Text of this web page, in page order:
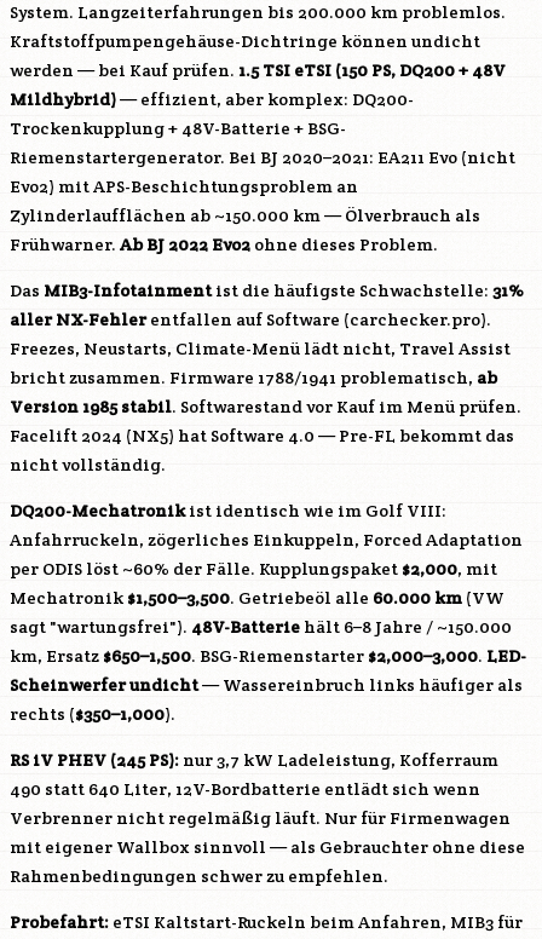
System. Langzeiterfahrungen bis 200.000 km problemlos.
Kraftstoffpumpengehäuse-Dichtringe können undicht
werden — bei Kauf prüfen. 1.5 TSI eTSI (150 PS, DQ200 + 48V
Mildhybrid)— effizient, aber komplex: DQ200-
Trockenkupplung + 48V-Batterie + BSG-
Riemenstartergenerator. Bei BJ 2020–2021: EA211 Evo (nicht
Evo2) mit APS-Beschichtungsproblem an
Zylinderlaufflächen ab ~150.000 km — Ölverbrauch als
Frühwarner. Ab BJ 2022 Evo2 ohne dieses Problem.
Das MIB3-Infotainmentist die häufigste Schwachstelle: 31%
aller NX-Fehlerentfallen auf Software (carchecker.pro).
Freezes, Neustarts, Climate-Menü lädt nicht, Travel Assist
bricht zusammen. Firmware 1788/1941 problematisch, ab
Version 1985 stabil. Softwarestand vor Kauf im Menü prüfen.
Facelift 2024 (NX5) hat Software 4.0 — Pre-FL bekommt das
nicht vollständig.
DQ200-Mechatronikist identisch wie im Golf VIII:
Anfahrruckeln, zögerliches Einkuppeln, Forced Adaptation
per ODIS löst ~60% der Fälle. Kupplungspaket $2,000, mit
Mechatronik $1,500–3,500. Getriebeöl alle 60.000 km (VW
sagt "wartungsfrei"). 48V-Batterie hält 6–8 Jahre / ~150.000
km, Ersatz $650–1,500. BSG-Riemenstarter $2,000–3,000. LED-
Scheinwerfer undicht— Wassereinbruch links häufiger als
rechts ($350–1,000).
RS iV PHEV (245 PS): nur 3,7 kW Ladeleistung, Kofferraum
490 statt 640 Liter, 12V-Bordbatterie entlädt sich wenn
Verbrenner nicht regelmäßig läuft. Nur für Firmenwagen
mit eigener Wallbox sinnvoll — als Gebrauchter ohne diese
Rahmenbedingungen schwer zu empfehlen.
Probefahrt: eTSI Kaltstart-Ruckeln beim Anfahren, MIB3 für